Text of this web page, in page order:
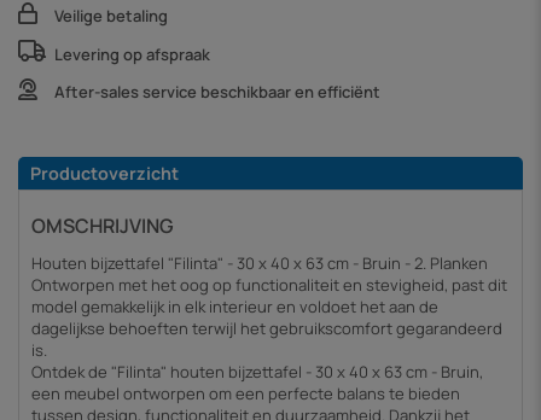
Veilige betaling
Levering op afspraak
After-sales service beschikbaar en efficiënt
Productoverzicht
OMSCHRIJVING
Houten bijzettafel "Filinta" - 30 x 40 x 63 cm - Bruin - 2. Planken
Ontworpen met het oog op functionaliteit en stevigheid, past dit
model gemakkelijk in elk interieur en voldoet het aan de
dagelijkse behoeften terwijl het gebruikscomfort gegarandeerd
is.
Ontdek de "Filinta" houten bijzettafel - 30 x 40 x 63 cm - Bruin,
een meubel ontworpen om een perfecte balans te bieden
tussen design, functionaliteit en duurzaamheid. Dankzij het